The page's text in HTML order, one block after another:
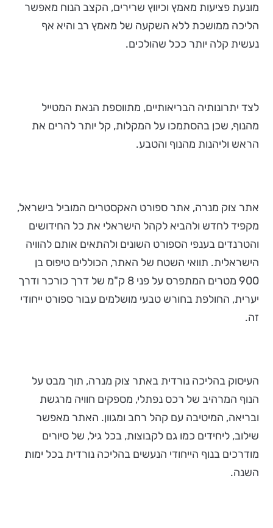
מונעת פציעות מאמץ וכיווץ שרירים, הקצב הנוח מאפשר
הליכה ממושכת ללא השקעה של מאמץ רב והיא אף
נעשית קלה יותר ככל שהולכים.
לצד יתרונותיה הבריאותיים, מתווספת הנאת המטייל
מהנוף, שכן בהסתמכו על המקלות, קל יותר להרים את
הראש וליהנות מהנוף והטבע.
אתר צוק מנרה, אתר ספורט האקסטרים המוביל בישראל,
מקפיד לחדש ולהביא לקהל הישראלי את כל החידושים
והטרנדים בענפי הספורט השונים ולהתאים אותם להוויה
הישראלית. תוואי השטח של האתר, הכוללים טיפוס בן
900 מטרים המתפרס על פני 8 ק"מ של דרך כורכר ודרך
יערית, החולפת בחורש טבעי מושלמים עבור ספורט ייחודי
זה.
העיסוק בהליכה נורדית באתר צוק מנרה, תוך מבט על
הנוף המרהיב של רכס נפתלי, מספקים חוויה מרגשת
ובריאה, המיטיבה עם קהל רחב ומגוון. האתר מאפשר
שילוב, ליחידים כמו גם לקבוצות, בכל גיל, של סיורים
מודרכים בנוף הייחודי הנעשים בהליכה נורדית בכל ימות
השנה.